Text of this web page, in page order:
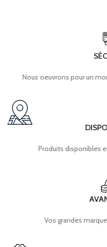
Nous oeuvrons pour un
Produits disponibles
Vos grandes